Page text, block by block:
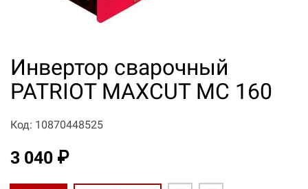
Инвертор сварочный
PATRIOT MAXCUT MC 160
Код: 10870448525
3 040 ₽